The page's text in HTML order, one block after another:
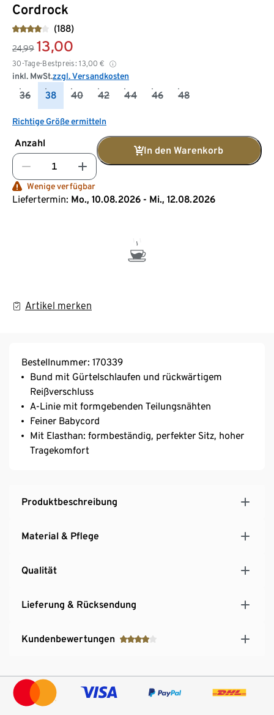
Cordrock
(188)
24,99 13,00
30-Tage-Bestpreis: 13,00 €
inkl. MwSt.zzgl. Versandkosten
36 38 40 42 44 46 48
Richtige Größe ermitteln
Anzahl
In den Warenkorb
Wenige verfügbar
Liefertermin: Mo., 10.08.2026 - Mi., 12.08.2026
Artikel merken
Bestellnummer: 170339
Bund mit Gürtelschlaufen und rückwärtigem
Reißverschluss
A-Linie mit formgebenden Teilungsnähten
Feiner Babycord
Mit Elasthan: formbeständig, perfekter Sitz, hoher
Tragekomfort
Produktbeschreibung
Material & Pflege
Qualität
Lieferung & Rücksendung
Kundenbewertungen